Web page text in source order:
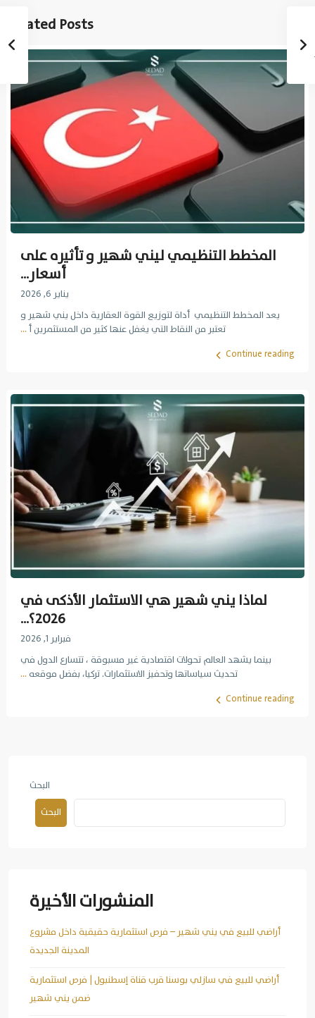
Related Posts
المخطط التنظيمي ليني شهير و تأثيره على
أسعار...
يناير 6, 2026
يعد المخطط التنظيمي أداة لتوزيع القوة العقارية داخل يني شهير و
تعتبر من النقاط التي يغفل عنها كثير من المستثمرين أ...
Continue reading
لماذا يني شهير هي الاستثمار الأذكى في
2026؟...
فبراير 1, 2026
بينما يشهد العالم تحولات اقتصادية غير مسبوقة ، تتسارع الدول في
تحديث سياساتها وتحفيز الاستثمارات. تركيا، بفضل موقعه...
Continue reading
البحث
البحث
المنشورات الأخيرة
أراضي للبيع في يني شهير – فرص استثمارية حقيقية داخل مشروع
المدينة الجديدة
أراضي للبيع في سازلي بوسنا قرب قناة إسطنبول | فرص استثمارية
ضمن يني شهير